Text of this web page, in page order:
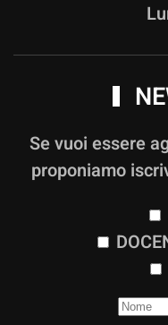
Se vuoi essere
proponiamo